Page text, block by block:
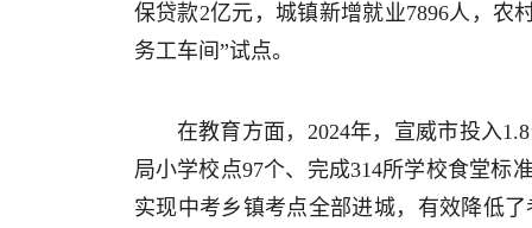
保贷款2亿元，城镇新增就业7896人，农
务工车间”试点。
在教育方面，2024年，宣威市投入
局小学校点97个、完成314所学校食堂标
实现中考乡镇考点全部进城，有效降低